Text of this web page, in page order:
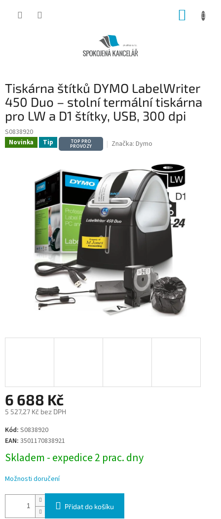
Tiskárna štítků DYMO LabelWriter
450 Duo – stolní termální tiskárna
pro LW a D1 štítky, USB, 300 dpi
S0838920
Novinka Tip TOP PRO
PROVOZY Značka: Dymo
6 688 Kč
5 527,27 Kč bez DPH
Měrná
cena:
Kód: S0838920
EAN: 3501170838921
Skladem - expedice 2 prac. dny
Možnosti doručení
Přidat do košíku